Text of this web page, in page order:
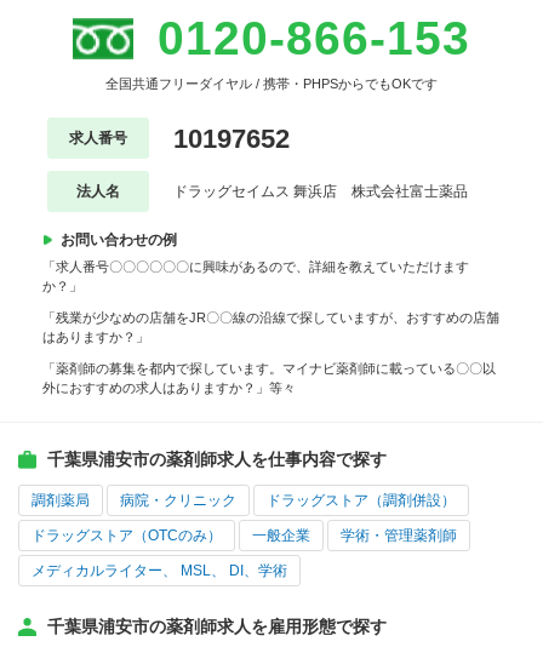
0120-866-153
全国共通フリーダイヤル / 携帯・PHPSからでもOKです
求人番号 10197652
法人名 ドラッグセイムス 舞浜店 株式会社富士薬品
お問い合わせの例
「求人番号〇〇〇〇〇〇に興味があるので、詳細を教えていただけます
か？」
「残業が少なめの店舗をJR〇〇線の沿線で探していますが、おすすめの店舗
はありますか？」
「薬剤師の募集を都内で探しています。マイナビ薬剤師に載っている〇〇以
外におすすめの求人はありますか？」等々
千葉県浦安市の薬剤師求人を仕事内容で探す
調剤薬局 病院・クリニック ドラッグストア（調剤併設）
ドラッグストア（OTCのみ） 一般企業 学術・管理薬剤師
メディカルライター、 MSL、 DI、学術
千葉県浦安市の薬剤師求人を雇用形態で探す